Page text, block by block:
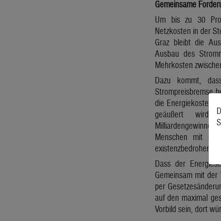
Gemeinsame
Um bis zu 30
Netzkosten in der
Graz bleibt die
Ausbau des
Mehrkosten
Dazu kommt,
Strompreisbremse
die Energiekosten
geäußert wird:
Milliardengewinne
Menschen mit
existenzbedrohend
Dass der
Gemeinsam mit
per
auf den maximal
Vorbild sein, dort